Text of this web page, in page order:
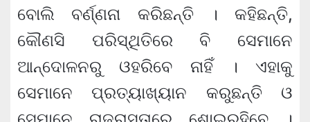
ବୋଲି ବର୍ଣ୍ଣନା କରିଛନ୍ତି । କହିଛନ୍ତି,
କୌଣସି ପରିସ୍ଥିତିରେ ବି ସେମାନେ
ଆନ୍ଦୋଳନରୁ ଓହରିବେ ନାହିଁ । ଏହାକୁ
ସେମାନେ ପ୍ରତ୍ୟାଖ୍ୟାନ କରୁଛନ୍ତି ଓ